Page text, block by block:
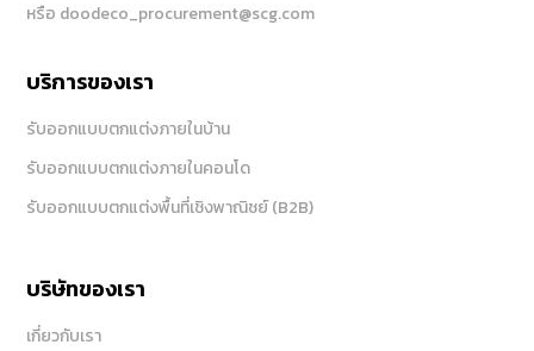
หรือ doodeco_procurement@scg.com
บริการของเรา
รับออกแบบตกแต่งภายในบ้าน
รับออกแบบตกแต่งภายในคอนโด
รับออกแบบตกแต่งพื้นที่เชิงพาณิชย์ (B2B)
บริษัทของเรา
เกี่ยวกับเรา